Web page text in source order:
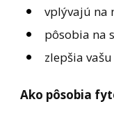
vplývajú na
pôsobia na
zlepšia
Ako pôsobia